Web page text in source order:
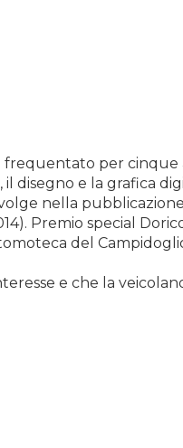
frequentato per cinque
disegno e la grafica
nella
Premio special
del
e che la